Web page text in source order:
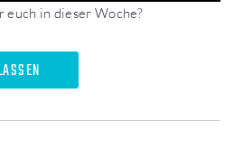
in dieser Woche?